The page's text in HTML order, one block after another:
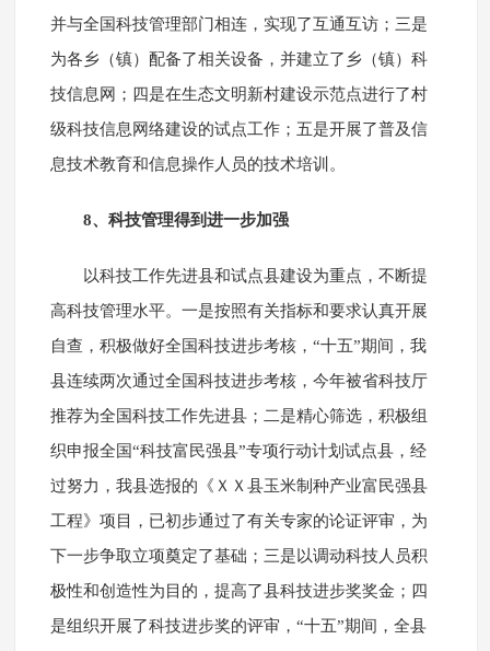
并与全国科技管理部门相连，实现了互通互访；三是
为各乡（镇）配备了相关设备，并建立了乡（镇）科
技信息网；四是在生态文明新村建设示范点进行了村
级科技信息网络建设的试点工作；五是开展了普及信
息技术教育和信息操作人员的技术培训。
8、科技管理得到进一步加强
以科技工作先进县和试点县建设为重点，不断提
高科技管理水平。一是按照有关指标和要求认真开展
自查，积极做好全国科技进步考核，“十五”期间，我
县连续两次通过全国科技进步考核，今年被省科技厅
推荐为全国科技工作先进县；二是精心筛选，积极组
织申报全国“科技富民强县”专项行动计划试点县，经
过努力，我县选报的《ＸＸ县玉米制种产业富民强县
工程》项目，已初步通过了有关专家的论证评审，为
下一步争取立项奠定了基础；三是以调动科技人员积
极性和创造性为目的，提高了县科技进步奖奖金；四
是组织开展了科技进步奖的评审，“十五”期间，全县